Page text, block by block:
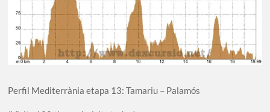
Perfil Mediterrània etapa 13: Tamariu – Palamós